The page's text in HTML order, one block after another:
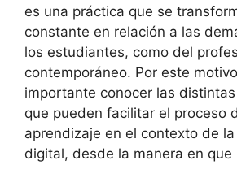
es una práctica que se
constante en relación a las
los estudiantes, como del
contemporáneo. Por este
importante conocer las
que pueden facilitar el proceso
aprendizaje en el contexto de
digital, desde la manera en